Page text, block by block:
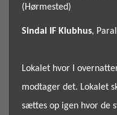
(Hørmested)
Sindal IF Klubhus,
Lokalet hvor I
modtager det. Lokalet
sættes op igen hvor de